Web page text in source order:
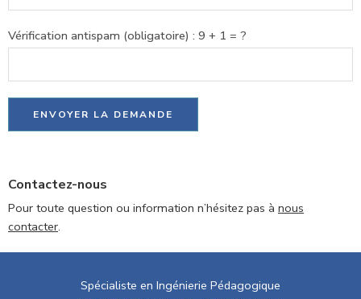
Vérification antispam (obligatoire) : 9 + 1 = ?
Contactez-nous
Pour toute question ou information n’hésitez pas à nous
contacter.
Spécialiste en Ingénierie Pédagogique